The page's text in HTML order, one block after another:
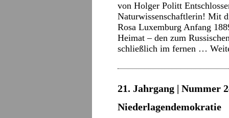
von Holger Politt
Naturwissenschaftlerin! Mit
Rosa Luxemburg Anfang
Heimat – den zum
schließlich im fernen …
21. Jahrgang | Nummer
Niederlagendemokratie